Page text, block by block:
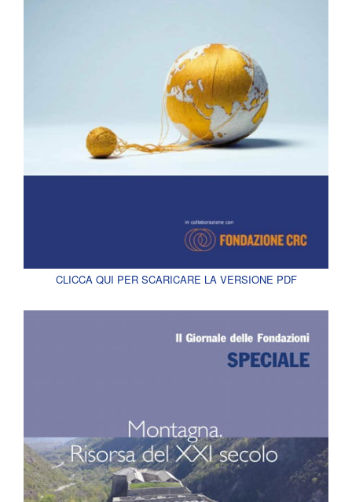
CLICCA QUI PER SCARICARE LA VERSIONE PDF